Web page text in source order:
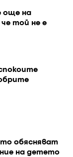
още на
той не е
обясняват
на детето